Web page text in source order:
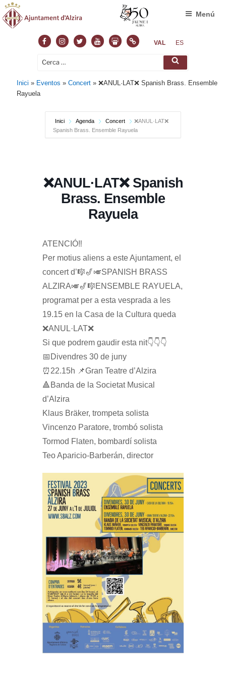
FacebookInstagram
TwitterYoutubeSlideshare
NormasVAL ES
Cerca: Cerca
Menú
Inici » Eventos »Concert »❌ANUL·LAT❌ Spanish Brass. Ensemble
Rayuela
Inici Agenda Concert
❌ANUL·LAT❌
Spanish Brass. Ensemble Rayuela
❌ANUL·LAT❌ Spanish
Brass. Ensemble
Rayuela
ATENCIÓ‼️
Per motius aliens a este Ajuntament, el
concert d’🎼🎷🎺SPANISH BRASS
ALZIRA🎺🎷🎼ENSEMBLE RAYUELA,
programat per a esta vesprada a les
19.15 en la Casa de la Cultura queda
❌ANUL·LAT❌
Si que podrem gaudir esta nit👇👇👇
📅Divendres 30 de juny
⏰22.15h 📌Gran Teatre d’Alzira
🔺Banda de la Societat Musical
d’Alzira
Klaus Bräker, trompeta solista
Vincenzo Paratore, trombó solista
Tormod Flaten, bombardí solista
Teo Aparicio-Barberán, director